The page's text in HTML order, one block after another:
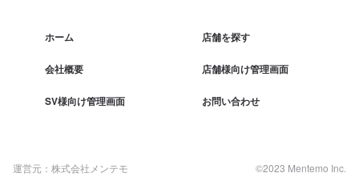
ホーム 店舗を探す
会社概要 店舗様向け管理画面
SV様向け管理画面 お問い合わせ
運営元：株式会社メンテモ ©2023 Mentemo Inc.